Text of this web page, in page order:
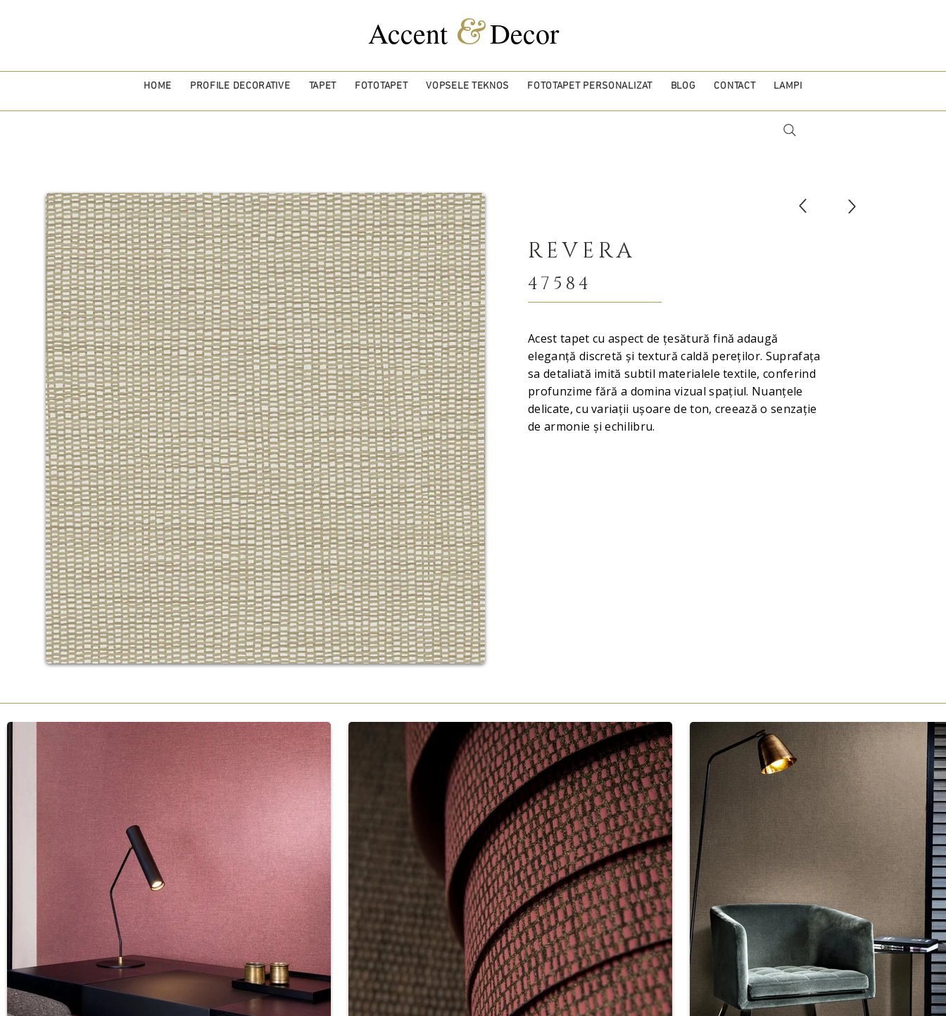
Accent &Decor
HOME PROFILE DECORATIVE TAPET FOTOTAPET VOPSELE TEKNOS FOTOTAPET PERSONALIZAT BLOG CONTACT LAMPI
REVERA
47584
Acest tapet cu aspect de țesătură fină adaugă
eleganță discretă și textură caldă pereților. Suprafața
sa detaliată imită subtil materialele textile, conferind
profunzime fără a domina vizual spațiul. Nuanțele
delicate, cu variații ușoare de ton, creează o senzație
de armonie și echilibru.